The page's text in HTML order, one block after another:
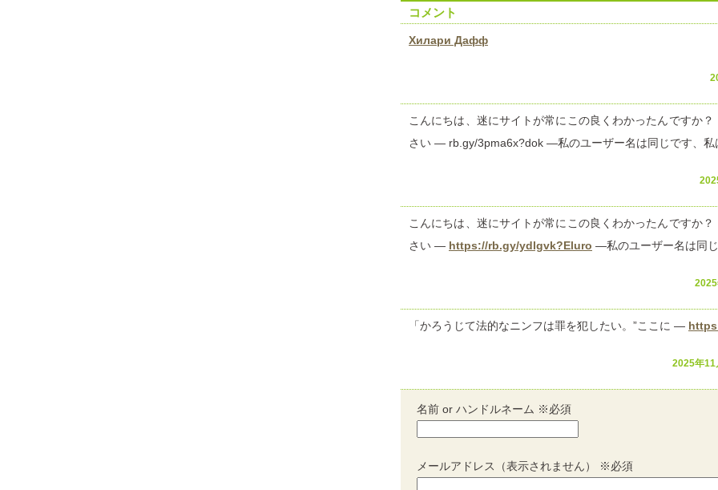
コメント
Хилари Дафф
こんにちは、迷にサイトが常にこの良くわかったんですか
さい — rb.gy/3pma6x?dok —私のユーザー名は同じです、私
こんにちは、迷にサイトが常にこの良くわかったんですか
さい — https://rb.gy/ydlgvk?Eluro —私のユーザー名は同
「かろうじて法的なニンフは罪を犯したい。”ここに —
2025年
名前 or ハンドルネーム ※必須
メールアドレス（表示されません） ※必須